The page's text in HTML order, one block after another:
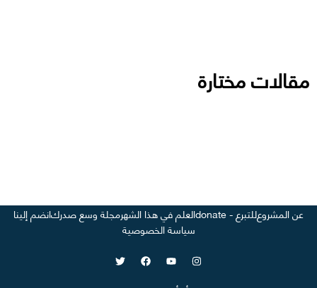
مقالات مختارة
عن المشروعللتبرع - donate العلم في هذا الشهرمجلة وسع صدركانضم إلينا
سياسة الخصوصية